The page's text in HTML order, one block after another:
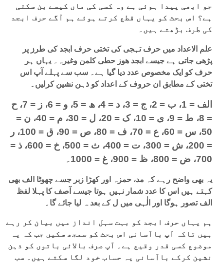
جو ابھی پیدا ہوئی ہے وہ کسی کی ماں کیسے بن سکتی
ہے؟ اس بحث کو یہاں قطع کرتے ہوئے ہم آگے حرف ابجد
کی طرف بڑھتے ہیں۔
علم الاعداد میں حرف تہجی کی تختی حرف ابجد کی طرز پر
پڑھی جاتی ہے جیسے ابجد ھوز حطی کلمن وغیرہ۔ یہاں ہر
حرف کو ایک مخصوص عدد دیا گیا ہے۔ سب سے پہلے آپ اس
تختی کے مطابق ان حروف کے اعداد کو ذہن نشین کرلیں۔
الف = 1، ب = 2، ج = 3، د = 4، ھ = 5، و = 6، ز = 7، ح
= 8، ط = 9، ی = 10، ک = 20، ل = 30، م = 40، ن =
50، س = 60، ع = 70، ف = 80، ص = 90، ق = 100، ر
= 200، ش = 300، ت = 400، ث = 500، خ = 600، ذ =
700، ض = 800، ظ = 900، غ = 1000۔
یہ بھی واضح رہے کہ مد، حمزہ اور کھڑا زبر جسے چھوٹا الف بھی
کہتے ہیں اس کا عدد شمار نہیں ہوتا جیسے آصف کا پہلا لفظ
الف تصور ہوگا اور الٰہی میں ل کے بعد ہ لیا جائے گا۔
ہم یہاں حرف ابجد کو بہت سہل انداز میں بیان کر رہے
ہیں تاکہ آپ باآسانی اس بحث کو سمجھ سکیں جب کہ یہ
موضوع کسی قدر وقیع ہے۔ آپ صرف بالائی باتوں کو ذہن
نشین کرکے باآسانی یہ حساب خود لگا سکتے ہیں۔ سب